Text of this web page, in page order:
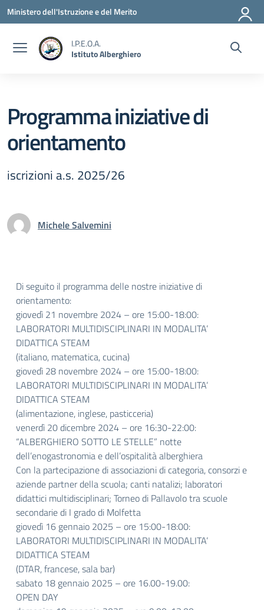
Vai ai contenuti
Vai al menu di navigazione
Vai al footer
Ministero dell'Istruzione e del Merito
I.P.E.O.A.
Istituto Alberghiero
Programma iniziative di
orientamento
iscrizioni a.s. 2025/26
Michele Salvemini
Di seguito il programma delle nostre iniziative di
orientamento:
giovedì 21 novembre 2024 – ore 15:00-18:00:
LABORATORI MULTIDISCIPLINARI IN MODALITA’
DIDATTICA STEAM
(italiano, matematica, cucina)
giovedì 28 novembre 2024 – ore 15:00-18:00:
LABORATORI MULTIDISCIPLINARI IN MODALITA’
DIDATTICA STEAM
(alimentazione, inglese, pasticceria)
venerdì 20 dicembre 2024 – ore 16:30-22:00:
“ALBERGHIERO SOTTO LE STELLE” notte
dell’enogastronomia e dell’ospitalità alberghiera
Con la partecipazione di associazioni di categoria, consorzi e
aziende partner della scuola; canti natalizi; laboratori
didattici multidisciplinari; Torneo di Pallavolo tra scuole
secondarie di I grado di Molfetta
giovedì 16 gennaio 2025 – ore 15:00-18:00:
LABORATORI MULTIDISCIPLINARI IN MODALITA’
DIDATTICA STEAM
(DTAR, francese, sala bar)
sabato 18 gennaio 2025 – ore 16.00-19.00:
OPEN DAY